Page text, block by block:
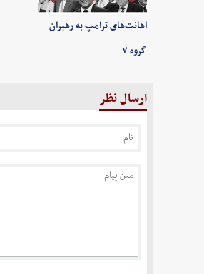
اهانت‌های ترامپ به رهبران
گروه ۷
ارسال نظر